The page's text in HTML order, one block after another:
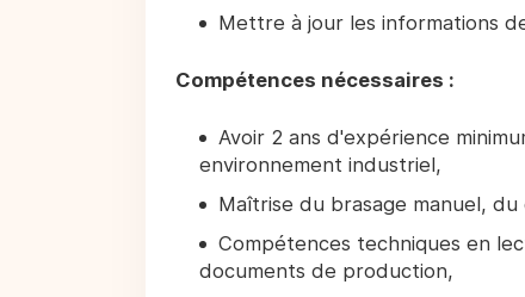
Mettre à jour les informations
Compétences nécessaires :
Avoir 2 ans d'expérience
environnement industriel,
Maîtrise du brasage manuel,
Compétences techniques en
documents de production,